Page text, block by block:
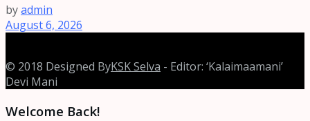
byadmin
August 6, 2026
© 2018 Designed ByKSK Selva - Editor: ‘Kalaimaamani’
Devi Mani
Welcome Back!